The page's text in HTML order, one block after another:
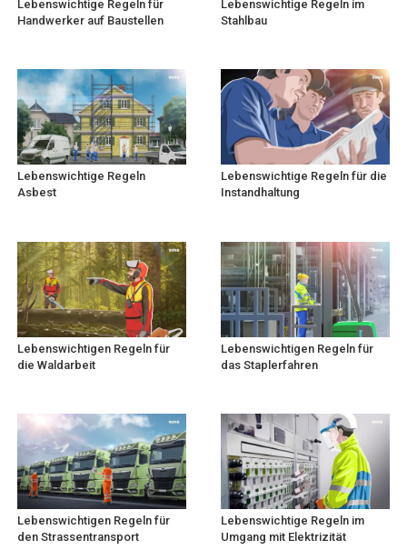
Lebenswichtige Regeln für
Handwerker auf Baustellen
Lebenswichtige Regeln im
Stahlbau
Lebenswichtige Regeln
Asbest
Lebenswichtige Regeln für die
Instandhaltung
Lebenswichtigen Regeln für
die Waldarbeit
Lebenswichtigen Regeln für
das Staplerfahren
Lebenswichtigen Regeln für
den Strassentransport
Lebenswichtige Regeln im
Umgang mit Elektrizität